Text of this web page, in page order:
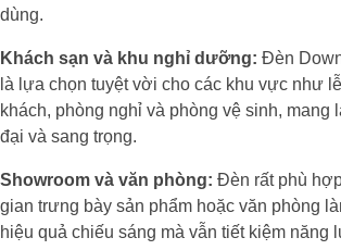
dùng.
Khách sạn và khu nghỉ dưỡng: Đèn
là lựa chọn tuyệt vời cho các khu vực như
khách, phòng nghỉ và phòng vệ sinh, mang
đại và sang trọng.
Showroom và văn phòng: Đèn rất phù
gian trưng bày sản phẩm hoặc văn phòng
hiệu quả chiếu sáng mà vẫn tiết kiệm năng